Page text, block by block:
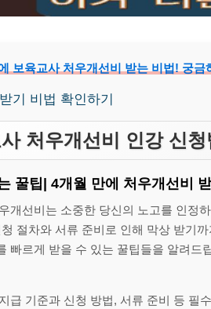
보육교사 처우개선비 받는 비법! 궁
기 비법 확인하기
처우개선비 인강 신
꿀팁| 4개월 만에 처우개선비
개선비는 소중한 당신의 노고를 인정
절차와 서류 준비로 인해 막상 받기
빠르게 받을 수 있는 꿀팁들을 알려드
급 기준과 신청 방법, 서류 준비 등 필